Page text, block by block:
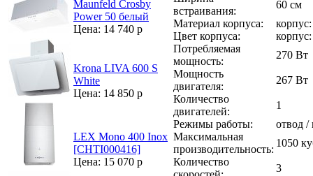
Maunfeld Crosby
Power 50 белый
Цена: 14 740 р
Krona LIVA 600 S
White
Цена: 14 850 р
LEX Mono 400 Inox
[CHTI000416]
Цена: 15 070 р
встраивания:
60 см
Материал корпуса:
Цвет корпуса:
Потребляемая
мощность:
270 Вт
Мощность
двигателя:
267 Вт
Количество
двигателей:
1
Режимы работы:
отвод /
Максимальная
производительность:
1050
Количество
3